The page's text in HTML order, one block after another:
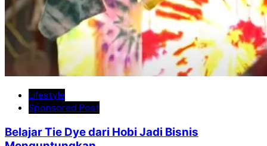
Lifestyle
Sponsored Post
Belajar Tie Dye dari Hobi Jadi Bisnis